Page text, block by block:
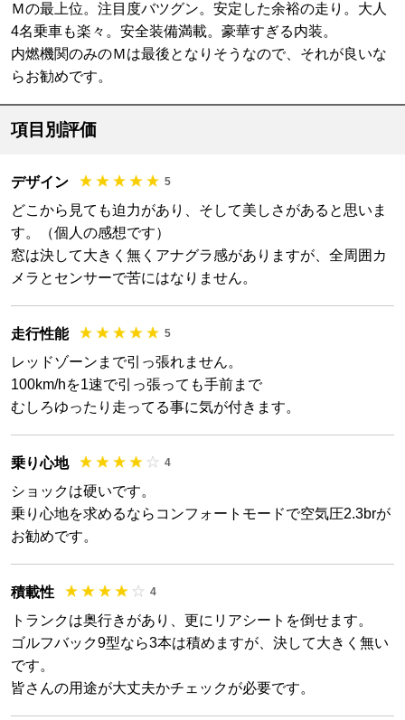
Ｍの最上位。注目度バツグン。安定した余裕の走り。大人
4名乗車も楽々。安全装備満載。豪華すぎる内装。
内燃機関のみのＭは最後となりそうなので、それが良いな
らお勧めです。
項目別評価
デザイン 5
どこから見ても迫力があり、そして美しさがあると思いま
す。（個人の感想です）
窓は決して大きく無くアナグラ感がありますが、全周囲カ
メラとセンサーで苦にはなりません。
走行性能 5
レッドゾーンまで引っ張れません。
100km/hを1速で引っ張っても手前まで
むしろゆったり走ってる事に気が付きます。
乗り心地 4
ショックは硬いです。
乗り心地を求めるならコンフォートモードで空気圧2.3brが
お勧めです。
積載性 4
トランクは奥行きがあり、更にリアシートを倒せます。
ゴルフバック9型なら3本は積めますが、決して大きく無い
です。
皆さんの用途が大丈夫かチェックが必要です。